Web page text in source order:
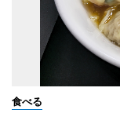
食べる